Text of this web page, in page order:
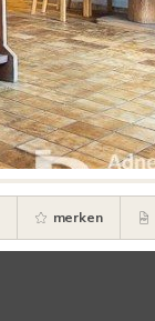
merken